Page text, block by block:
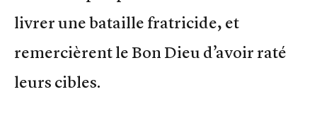
livrer une bataille fratricide, et
remercièrent le Bon Dieu d’avoir raté
leurs cibles.